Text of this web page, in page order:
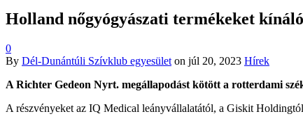
Holland nőgyógyászati termékeket
0
By Dél-Dunántúli Szívklub egyesület on júl 20, 2023 Hírek
A Richter Gedeon Nyrt. megállapodást kötött a rotterdami
A részvényeket az IQ Medical leányvállalatától, a Giskit